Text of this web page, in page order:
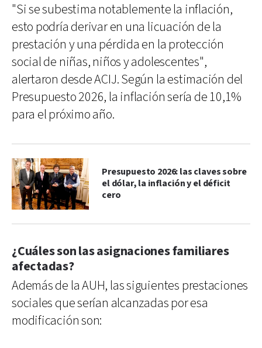
"Si se subestima notablemente la inflación,
esto podría derivar en una licuación de la
prestación y una pérdida en la protección
social de niñas, niños y adolescentes",
alertaron desde ACIJ. Según la estimación del
Presupuesto 2026, la inflación sería de 10,1%
para el próximo año.
Presupuesto 2026: las claves sobre
el dólar, la inflación y el déficit
cero
¿Cuáles son las asignaciones familiares
afectadas?
Además de la AUH, las siguientes prestaciones
sociales que serían alcanzadas por esa
modificación son: